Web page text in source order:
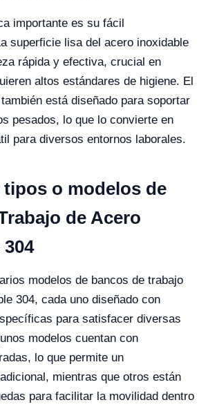
importante es su fácil
superficie lisa del acero inoxidable
rápida y efectiva, crucial en
altos estándares de higiene. El
está diseñado para soportar
pesados, lo que lo convierte en
para diversos entornos laborales.
o modelos de
de Acero
modelos de bancos de trabajo
304, cada uno diseñado con
para satisfacer diversas
modelos cuentan con
lo que permite un
mientras que otros están
para facilitar la movilidad dentro